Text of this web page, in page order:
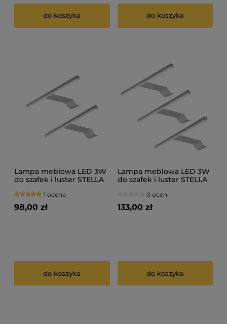
do koszyka do koszyka
Lampa meblowa LED 3W
do szafek i luster STELLA
1 ocena
98,00 zł
do koszyka
Lampa meblowa LED 3W
do szafek i luster STELLA
0 ocen
133,00 zł
do koszyka